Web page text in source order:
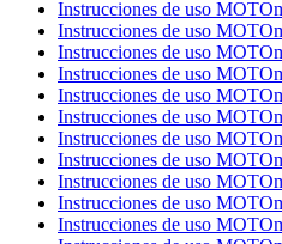
Instrucciones de uso
Instrucciones de uso
Instrucciones de uso
Instrucciones de uso
Instrucciones de uso
Instrucciones de uso
Instrucciones de uso
Instrucciones de uso
Instrucciones de uso
Instrucciones de uso
Instrucciones de uso